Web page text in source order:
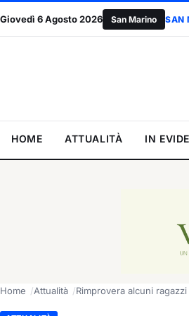
Giovedì 6 Agosto 2026 San Marino SAN
Nicola Berti eletto presidente
HOME ATTUALITÀ IN
Home Attualità Rimprovera alcuni